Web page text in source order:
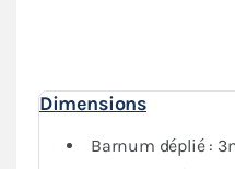
Il est précisé que cette
à un usage professionnel.
Dimensions
Barnum déplié :